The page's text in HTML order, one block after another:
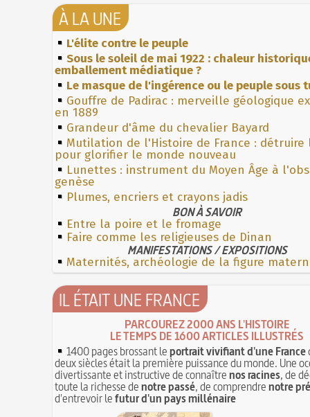
À LA UNE
L'élite contre le peuple
Sous le soleil de mai 1922 : chaleur
emballement médiatique ?
Le masque de l'ingérence ou le peuple sous
Gouffre de Padirac : merveille géologique
en 1889
Grandeur d'âme du chevalier Bayard
Mutilation de l'Histoire de France : détruire
pour glorifier le monde nouveau
Lunettes : instrument du Moyen Âge à
genèse
Plumes, encriers et crayons jadis
BON À SAVOIR
Entre la poire et le fromage
Faire comme les religieuses de Dinan
MANIFESTATIONS / EXPOSITIONS
Maternités, archéologie de la figure
IL ÉTAIT UNE FRANCE
PARCOUREZ 2000 ANS L'HISTOIRE
LE TEMPS DE 1600 ARTICLES ILLUSTRÉS
1400 pages brossant leportrait vivifiant d'une France
deux siècles était la première puissance du monde. Une
divertissante et instructive de connaîtrenos racines, de
toute la richesse denotre passé, de comprendrenotre
d'entrevoir lefutur d'un pays millénaire